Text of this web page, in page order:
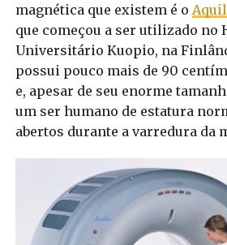
magnética que existem é o
que começou a ser utilizado no
Universitário Kuopio, na
possui pouco mais de 90
e, apesar de seu enorme
um ser humano de estatura
abertos durante a varredura da